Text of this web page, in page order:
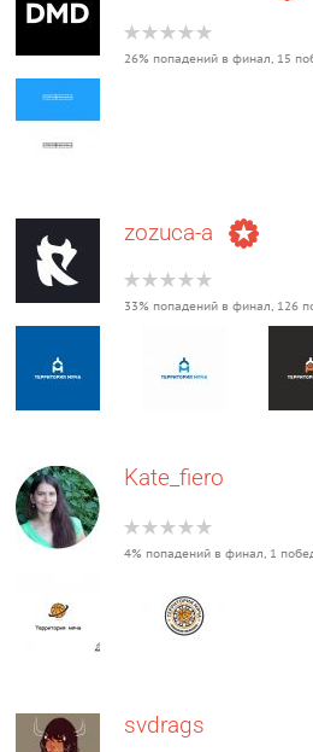
26% попадений в финал, 15
zozuca-a
33% попадений в финал, 126
Kate_fiero
4% попадений в финал, 1
svdrags